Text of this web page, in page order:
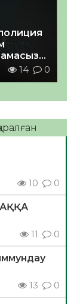
14 0
10 0
11 0
13 0